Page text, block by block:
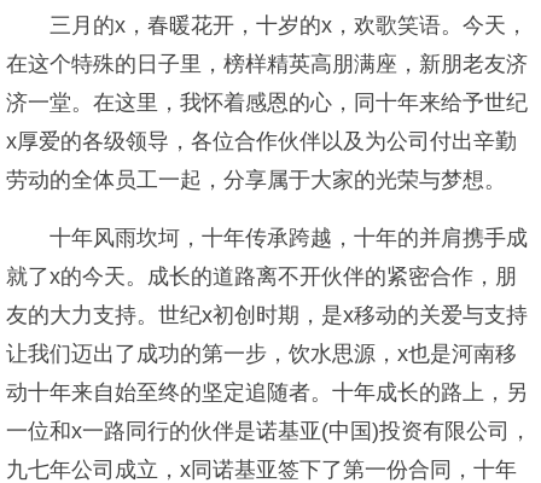
三月的x，春暖花开，十岁的x，欢歌笑语。今天，
在这个特殊的日子里，榜样精英高朋满座，新朋老友济
济一堂。在这里，我怀着感恩的心，同十年来给予世纪
x厚爱的各级领导，各位合作伙伴以及为公司付出辛勤
劳动的全体员工一起，分享属于大家的光荣与梦想。
十年风雨坎坷，十年传承跨越，十年的并肩携手成
就了x的今天。成长的道路离不开伙伴的紧密合作，朋
友的大力支持。世纪x初创时期，是x移动的关爱与支持
让我们迈出了成功的第一步，饮水思源，x也是河南移
动十年来自始至终的坚定追随者。十年成长的路上，另
一位和x一路同行的伙伴是诺基亚(中国)投资有限公司，
九七年公司成立，x同诺基亚签下了第一份合同，十年